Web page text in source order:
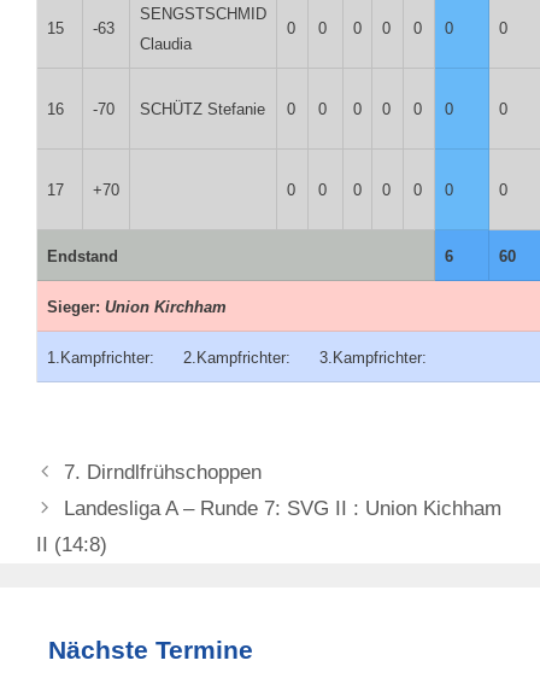
15 -63
SENGSTSCHMID
Claudia
0 0 0 0 0 0 0
16 -70 SCHÜTZ Stefanie 0 0 0 0 0 0 0
17 +70 0 0 0 0 0 0 0
Endstand 6 60
Sieger: Union Kirchham
1.Kampfrichter: 2.Kampfrichter: 3.Kampfrichter:
7. Dirndlfrühschoppen
Landesliga A – Runde 7: SVG II : Union Kichham
II (14:8)
Nächste Termine